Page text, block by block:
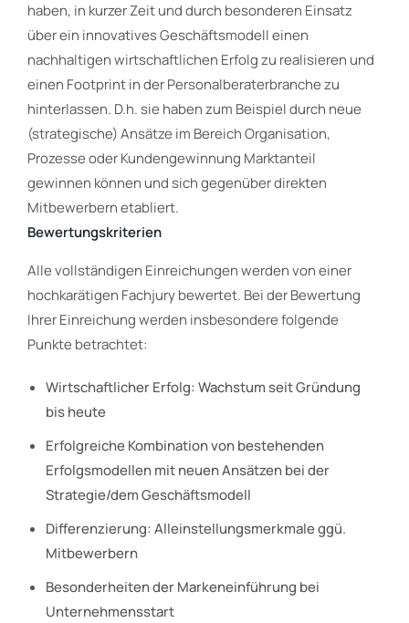
haben, in kurzer Zeit und durch besonderen Einsatz
über ein innovatives Geschäftsmodell einen
nachhaltigen wirtschaftlichen Erfolg zu realisieren und
einen Footprint in der Personalberaterbranche zu
hinterlassen. D.h. sie haben zum Beispiel durch neue
(strategische) Ansätze im Bereich Organisation,
Prozesse oder Kundengewinnung Marktanteil
gewinnen können und sich gegenüber direkten
Mitbewerbern etabliert.
Bewertungskriterien
Alle vollständigen Einreichungen werden von einer
hochkarätigen Fachjury bewertet. Bei der Bewertung
Ihrer Einreichung werden insbesondere folgende
Punkte betrachtet:
Wirtschaftlicher Erfolg: Wachstum seit Gründung
bis heute
Erfolgreiche Kombination von bestehenden
Erfolgsmodellen mit neuen Ansätzen bei der
Strategie/dem Geschäftsmodell
Differenzierung: Alleinstellungsmerkmale ggü.
Mitbewerbern
Besonderheiten der Markeneinführung bei
Unternehmensstart